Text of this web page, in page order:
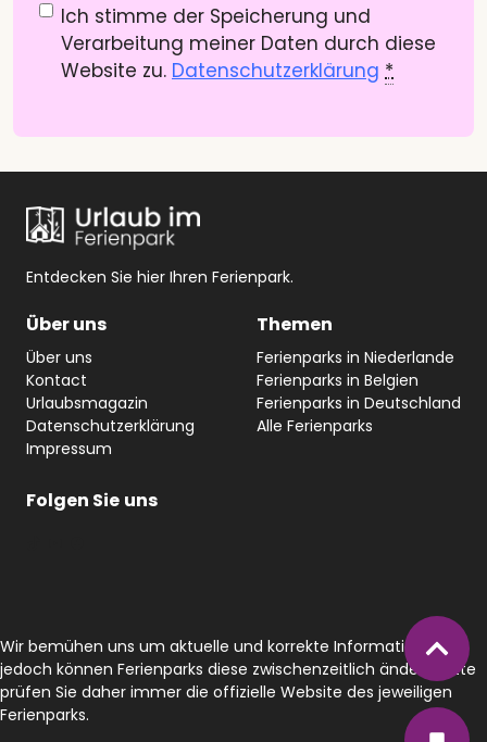
Datenschutzerklärung(Pflichtfeld)
Ich stimme der Speicherung und
Verarbeitung meiner Daten durch diese
Website zu. Datenschutzerklärung *
Entdecken Sie hier Ihren Ferienpark.
Über uns
Über uns
Kontact
Urlaubsmagazin
Datenschutzerklärung
Impressum
Themen
Ferienparks in Niederlande
Ferienparks in Belgien
Ferienparks in Deutschland
Alle Ferienparks
Folgen Sie uns
Wir bemühen uns um aktuelle und korrekte Informationen,
jedoch können Ferienparks diese zwischenzeitlich ändern. Bitte
prüfen Sie daher immer die offizielle Website des jeweiligen
Ferienparks.